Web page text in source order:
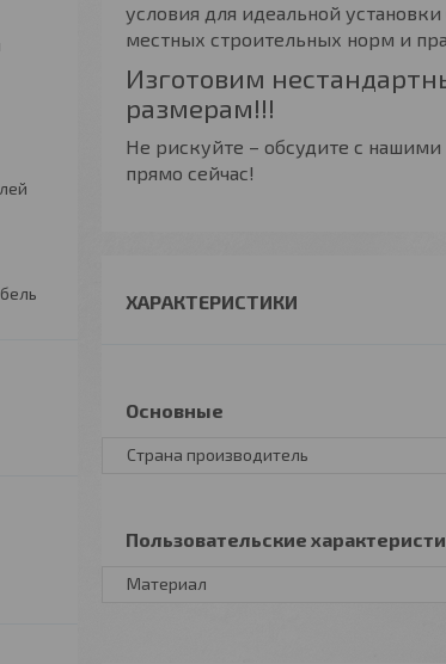
условия для идеальной
местных строительных норм и
Изготовим
размерам!!!
Не рискуйте – обсудите с
прямо сейчас!
ХАРАКТЕРИСТИКИ
Основные
Страна производитель
Пользовательские
Материал